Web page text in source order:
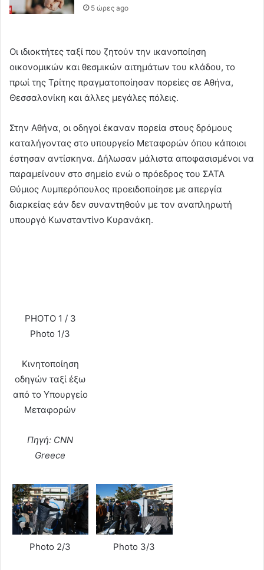
5 ώρες ago
Οι ιδιοκτήτες ταξί που ζητούν την ικανοποίηση
οικονομικών και θεσμικών αιτημάτων του κλάδου, το
πρωί της Τρίτης πραγματοποίησαν πορείες σε Αθήνα,
Θεσσαλονίκη και άλλες μεγάλες πόλεις.
Στην Αθήνα, οι οδηγοί έκαναν πορεία στους δρόμους
καταλήγοντας στο υπουργείο Μεταφορών όπου κάποιοι
έστησαν αντίσκηνα. Δήλωσαν μάλιστα αποφασισμένοι να
παραμείνουν στο σημείο ενώ ο πρόεδρος του ΣΑΤΑ
Θύμιος Λυμπερόπουλος προειδοποίησε με απεργία
διαρκείας εάν δεν συναντηθούν με τον αναπληρωτή
υπουργό Κωνσταντίνο Κυρανάκη.
PHOTO 1 / 3
Photo 1/3
Κινητοποίηση
οδηγών ταξί έξω
από το Υπουργείο
Μεταφορών
Πηγή: CNN
Greece
Photo 2/3 Photo 3/3